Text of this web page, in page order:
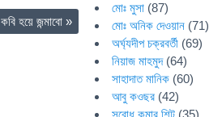
কবি হয়ে জন্মাবো »
মোঃ মুসা (87)
মোঃ অনিক দেওয়ান (71)
অর্ঘ্যদীপ চক্রবর্তী (69)
নিয়াজ মাহমুদ(64)
সাহাদাত মানিক (60)
আবু কওছর (42)
সুবোধ কুমার শিট (35)